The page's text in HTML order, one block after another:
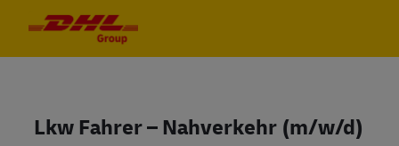
Lkw Fahrer – Nahverkehr (m/w/d)